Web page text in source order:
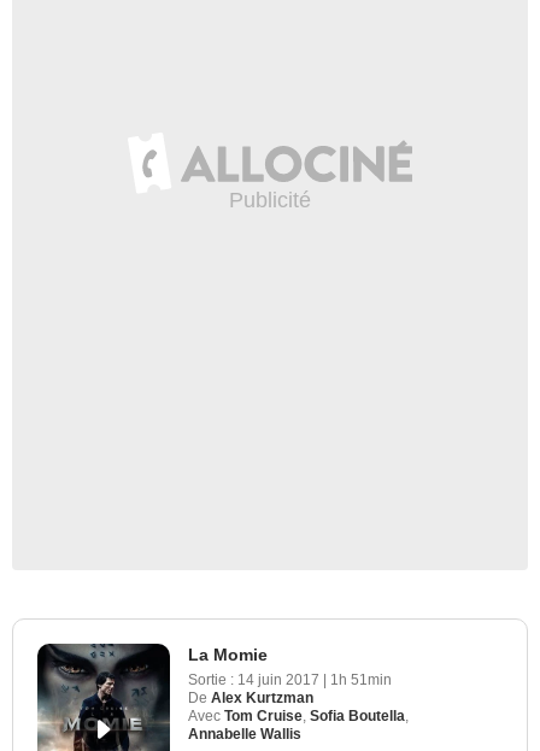
La Momie
Sortie : 14 juin 2017 | 1h 51min
De Alex Kurtzman
Avec Tom Cruise Sofia Boutella
Annabelle Wallis